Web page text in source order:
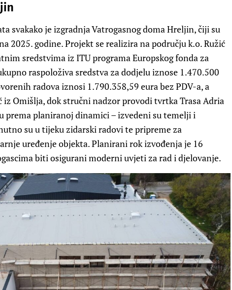
svakako je izgradnja Vatrogasnog doma Hreljin, čiji su
2025. godine. Projekt se realizira na području k.o. Ružić
sredstvima iz ITU programa Europskog fonda za
raspoloživa sredstva za dodjelu iznose 1.470.500
radova iznosi 1.790.358,59 eura bez PDV-a, a
iz Omišlja, dok stručni nadzor provodi tvrtka Trasa Adria
prema planiranoj dinamici – izvedeni su temelji i
su u tijeku zidarski radovi te pripreme za
uređenje objekta. Planirani rok izvođenja je 16
biti osigurani moderni uvjeti za rad i djelovanje.